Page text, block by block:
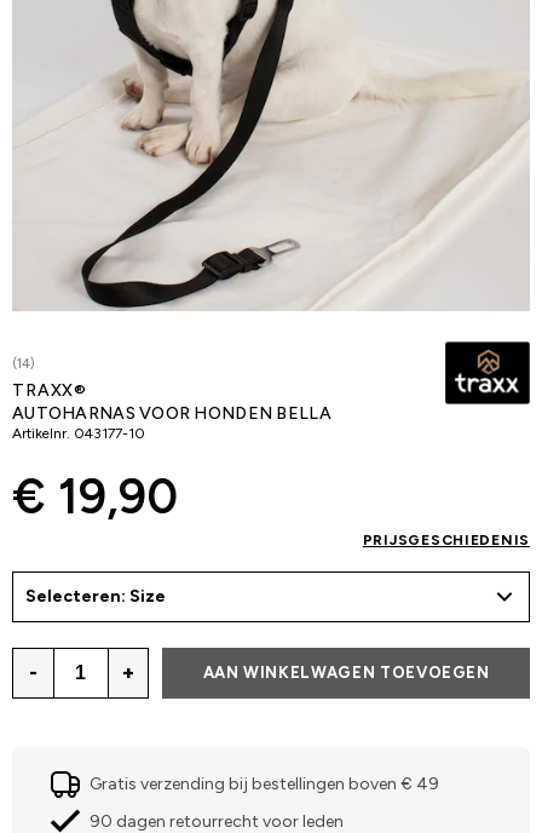
(14)
TRAXX®
AUTOHARNAS VOOR HONDEN BELLA
Artikelnr. 043177-10
€ 19,90
PRIJSGESCHIEDENIS
Selecteren: Size
- + AAN WINKELWAGEN TOEVOEGEN
Gratis verzending bij bestellingen boven € 49
90 dagen retourrecht voor leden